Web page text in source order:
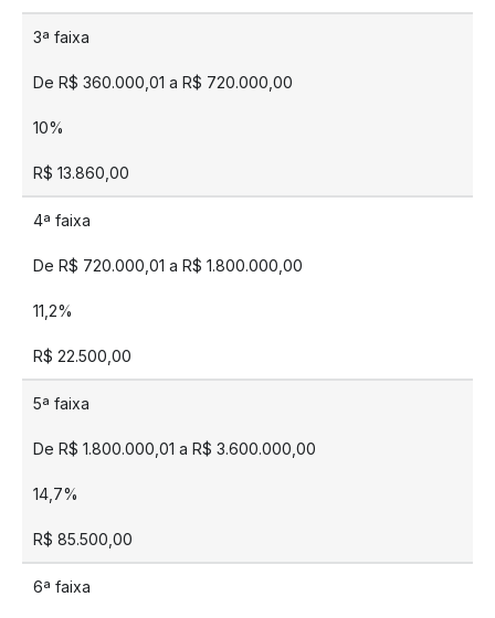
3ª faixa
De R$ 360.000,01 a R$ 720.000,00
10%
R$ 13.860,00
4ª faixa
De R$ 720.000,01 a R$ 1.800.000,00
11,2%
R$ 22.500,00
5ª faixa
De R$ 1.800.000,01 a R$ 3.600.000,00
14,7%
R$ 85.500,00
6ª faixa